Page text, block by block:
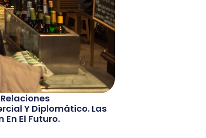
Y Diplomático. Las
El Futuro.